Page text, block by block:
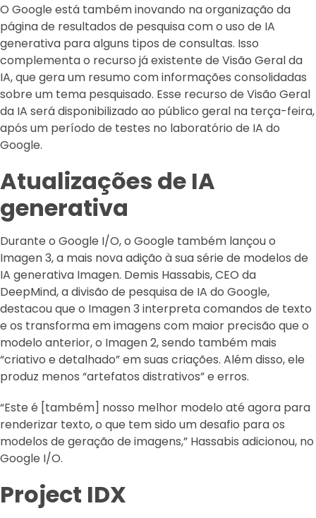
O Google está também inovando na organização da
página de resultados de pesquisa com o uso de IA
generativa para alguns tipos de consultas. Isso
complementa o recurso já existente de Visão Geral da
IA, que gera um resumo com informações consolidadas
sobre um tema pesquisado. Esse recurso de Visão Geral
da IA será disponibilizado ao público geral na terça-feira,
após um período de testes no laboratório de IA do
Google.
Atualizações de IA
generativa
Durante o Google I/O, o Google também lançou o
Imagen 3, a mais nova adição à sua série de modelos de
IA generativa Imagen. Demis Hassabis, CEO da
DeepMind, a divisão de pesquisa de IA do Google,
destacou que o Imagen 3 interpreta comandos de texto
e os transforma em imagens com maior precisão que o
modelo anterior, o Imagen 2, sendo também mais
“criativo e detalhado” em suas criações. Além disso, ele
produz menos “artefatos distrativos” e erros.
“Este é [também] nosso melhor modelo até agora para
renderizar texto, o que tem sido um desafio para os
modelos de geração de imagens,” Hassabis adicionou, no
Google I/O.
Project IDX